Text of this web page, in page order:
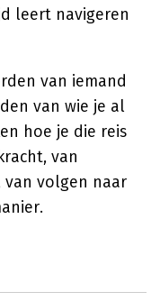
leert navigeren
van iemand
van wie je al
hoe je die reis
van
van volgen naar